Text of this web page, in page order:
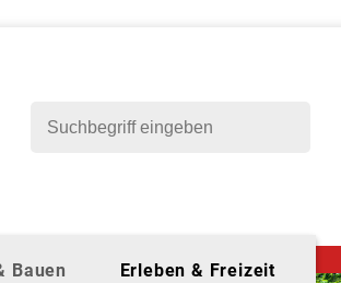
Bauen Erleben & Freizeit